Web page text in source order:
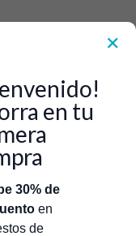
✕
en tu
30% de
en
de
Autorizados
de Reparación
Secadora Whirlpool
CR440879